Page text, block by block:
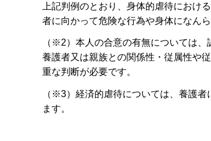
上記判例のとおり、身体的虐待におけ
者に向かって危険な行為や身体になん
（※2）本人の合意の有無については
養護者又は親族との関係性・従属性や
重な判断が必要です。
（※3）経済的虐待については、養護
ます。